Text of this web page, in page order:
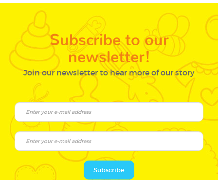
Subscribe to our
newsletter!
Join our newsletter to hear more of our story
Subscribe